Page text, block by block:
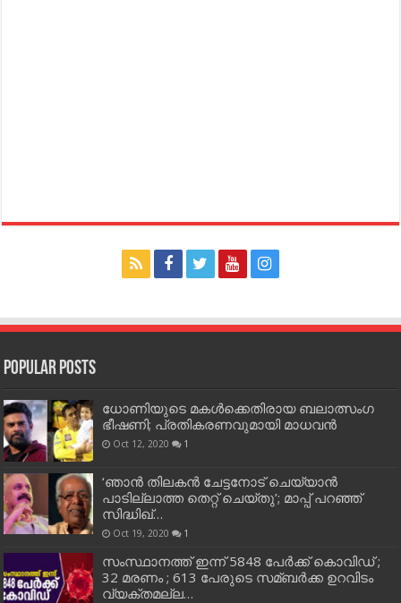
Popular Posts
ധോണിയുടെ മകള്‍ക്കെതിരായ ബലാത്സംഗ
ഭീഷണി; പ്രതികരണവുമായി മാധവന്‍
Oct 12, 2020 1
‘ഞാന്‍ തിലകന്‍ ചേട്ടനോട് ചെയ്യാന്‍
പാടില്ലാത്ത തെറ്റ് ചെയ്തു’; മാപ്പ് പറഞ്ഞ്
സിദ്ധിഖ്…
Oct 19, 2020 1
സംസ്ഥാനത്ത് ഇന്ന് 5848 പേര്‍ക്ക് കൊവി‌ഡ് ;
32 മരണം ; 613 പേരുടെ സമ്ബര്‍ക്ക ഉറവിടം
വ്യക്തമല്ല…